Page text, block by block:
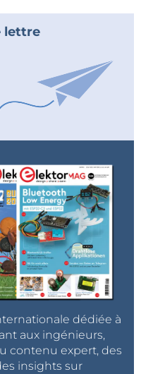
lettre
dédiée à
aux ingénieurs,
contenu expert, des
insights sur